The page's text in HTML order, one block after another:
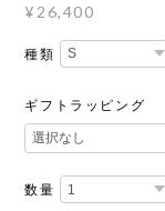
¥26,400
種類
ギフトラッピング
数量